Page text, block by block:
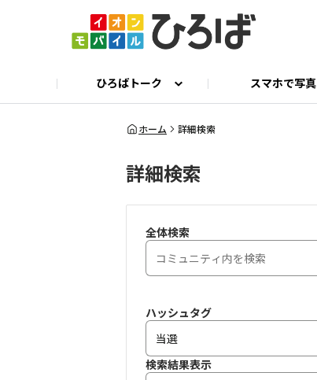
ひろばトーク
ひろばトーク
スマホで写真
公式 X イオンモバイル公式サイト
ホーム 詳細検索
詳細検索
全体検索
ハッシュタグ
検索結果表示